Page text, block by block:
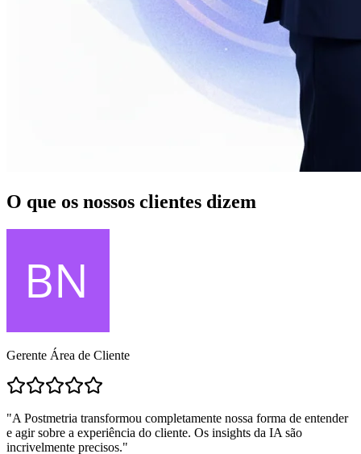
O que os nossos clientes dizem
Gerente Área de Cliente
"A Postmetria transformou completamente nossa forma de entender
e agir sobre a experiência do cliente. Os insights da IA são
incrivelmente precisos."